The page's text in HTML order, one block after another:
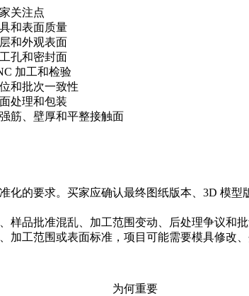
关注点
和表面质量
和外观表面
孔和密封面
加工和检验
和批次一致性
处理和包装
筋、壁厚和平整接触面
化的要求。买家应确认最终图纸版本、3D 模
样品批准混乱、加工范围变动、后处理争议和
加工范围或表面标准，项目可能需要模具修改
为何重要